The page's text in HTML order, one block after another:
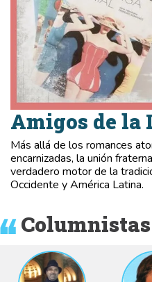
Amigos de la
Más allá de los romances
encarnizadas, la unión
verdadero motor de la
Occidente y América Latina.
Columnistas